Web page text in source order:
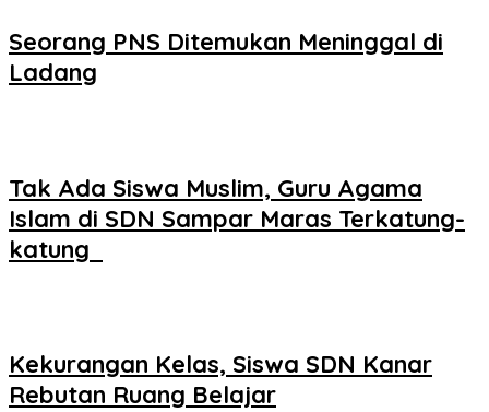
Seorang PNS Ditemukan Meninggal di
Ladang
Tak Ada Siswa Muslim, Guru Agama
Islam di SDN Sampar Maras Terkatung-
katung ‎
Kekurangan Kelas, Siswa SDN Kanar
Rebutan Ruang Belajar